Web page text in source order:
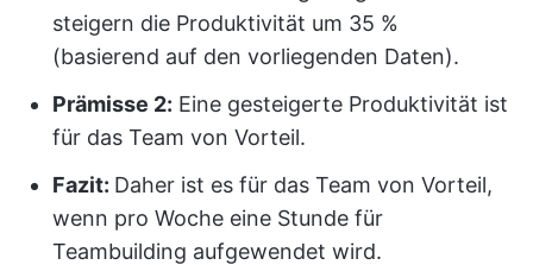
steigern die Produktivität um 35 %
(basierend auf den vorliegenden Daten).
Prämisse 2: Eine gesteigerte Produktivität ist
für das Team von Vorteil.
Fazit: Daher ist es für das Team von Vorteil,
wenn pro Woche eine Stunde für
Teambuilding aufgewendet wird.